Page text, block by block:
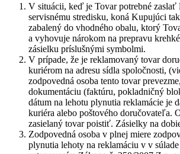
V situácii, keď je Tovar potrebné zaslať
servisnému stredisku, koná Kupujúci
zabalený do vhodného obalu, ktorý
a vyhovuje nárokom na prepravu
zásielku príslušnými symbolmi.
V prípade, že je reklamovaný tovar
kuriérom na adresu sídla spoločnosti,
zodpovedná osoba tento tovar
dokumentáciu (faktúru, pokladničný
dátum na lehotu plynutia reklamácie je
kuriéra alebo poštového doručovateľa.
zasielaný tovar poistiť. Zásielky na
Zodpovedná osoba v plnej miere
plynutia lehoty na reklamáciu v v